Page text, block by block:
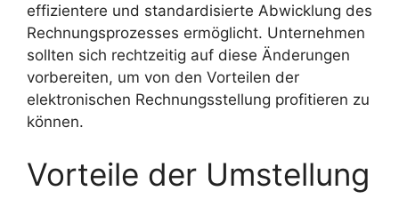
effizientere und standardisierte Abwicklung des
Rechnungsprozesses ermöglicht. Unternehmen
sollten sich rechtzeitig auf diese Änderungen
vorbereiten, um von den Vorteilen der
elektronischen Rechnungsstellung profitieren zu
können.
Vorteile der Umstellung